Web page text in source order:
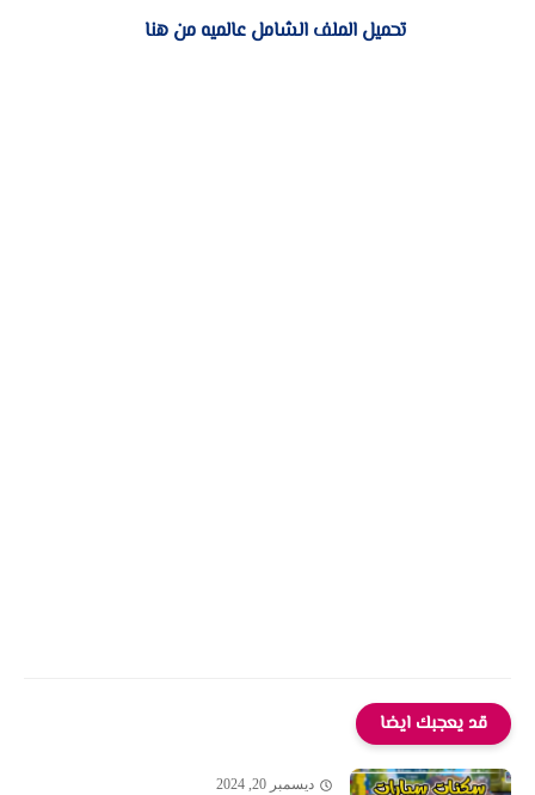
تحميل الملف الشامل عالميه من هنا
قد يعجبك ايضا
ديسمبر 20, 2024